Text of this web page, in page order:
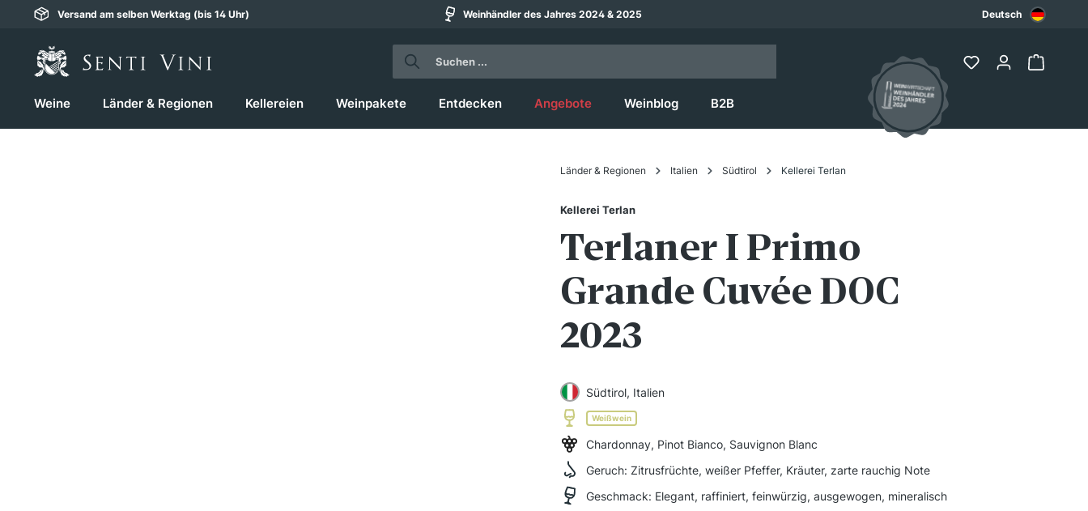
Zur Hauptnavigation springen
Versand am selben Werktag (bis 14 Uhr) Weinhändler des Jahres 2024 & 2025 Deutsch
Weine Länder & Regionen Kellereien Weinpakete Entdecken Angebote Weinblog B2B
Länder & Regionen Italien Südtirol Kellerei Terlan
Kellerei Terlan
Terlaner I Primo
Grande Cuvée DOC
2023
Südtirol, Italien
Weißwein
Chardonnay, Pinot Bianco, Sauvignon Blanc
Geruch: Zitrusfrüchte, weißer Pfeffer, Kräuter, zarte rauchig Note
Geschmack: Elegant, raffiniert, feinwürzig, ausgewogen, mineralisch